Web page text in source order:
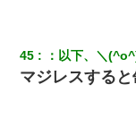
45 ： 以下、＼
マジレスすると